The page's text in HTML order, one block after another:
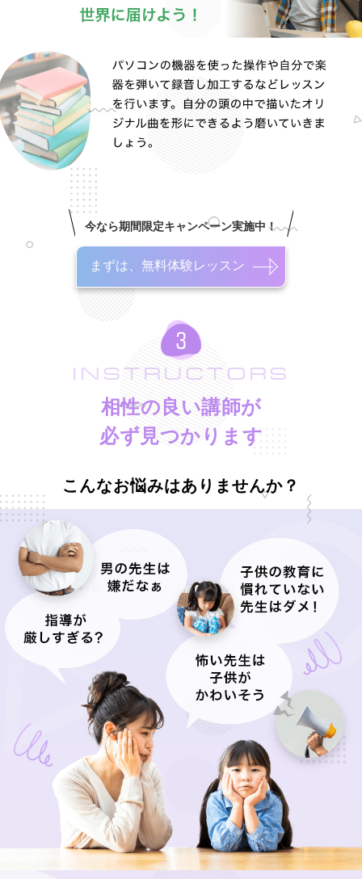
今なら期間限定キャンペーン実施中！
まずは、無料体験レッスン
INSTRUCTORS
相性の良い講師が
必ず見つかります
こんなお悩みはありませんか？